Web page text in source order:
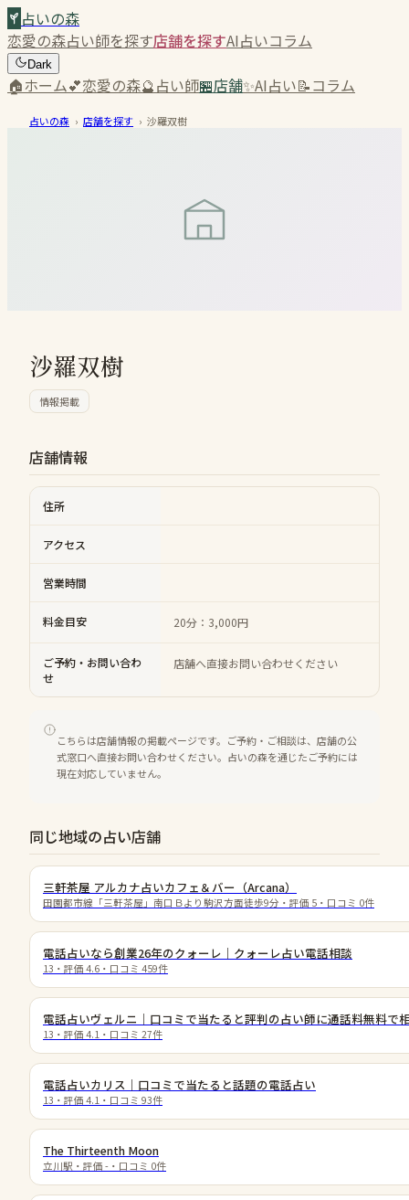
占いの森
恋愛の森占い師を探す店舗を探すAI占いコラム
Dark
🏠ホーム💕恋愛の森🔮占い師🏪店舗✨AI占い📝コラム
占いの森 › 店舗を探す › 沙羅双樹
沙羅双樹
情報掲載
店舗情報
住所
アクセス
営業時間
料金目安 20分：3,000円
ご予約・お問い合わ
せ
店舗へ直接お問い合わせください
こちらは店舗情報の掲載ページです。ご予約・ご相談は、店舗の公
式窓口へ直接お問い合わせください。占いの森を通じたご予約には
現在対応していません。
同じ地域の占い店舗
三軒茶屋 アルカナ占いカフェ＆バー（Arcana）
田園都市線「三軒茶屋」南口Ｂより駒沢方面徒歩9分 ・評価 5 ・口コミ 0件
電話占いなら創業26年のクォーレ｜クォーレ占い電話相談
13 ・評価 4.6 ・口コミ 459件
電話占いヴェルニ｜口コミで当たると評判の占い師に通話料無料で
13 ・評価 4.1 ・口コミ 27件
電話占いカリス｜口コミで当たると話題の電話占い
13 ・評価 4.1 ・口コミ 93件
The Thirteenth Moon
立川駅 ・評価 - ・口コミ 0件